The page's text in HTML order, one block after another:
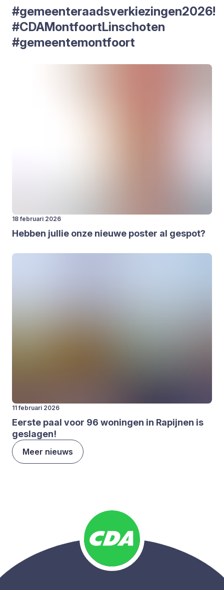
#gemeenteraadsverkiezingen2026!
#CDA­Mont­foort­L­in­scho­ten
#gemeen­te­mont­foort
18 februari 2026
Heb­ben jul­lie onze nieu­we pos­ter al gespot?
11 februari 2026
Eer­ste paal voor 96 wonin­gen in Rapij­nen is
gesla­gen!
Meer nieuws